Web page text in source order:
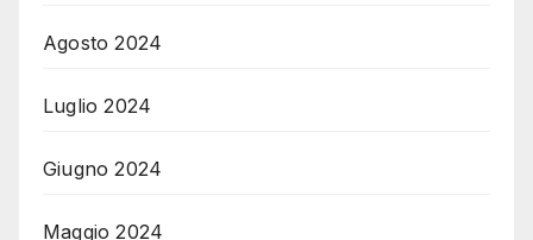
Agosto 2024
Luglio 2024
Giugno 2024
Maggio 2024